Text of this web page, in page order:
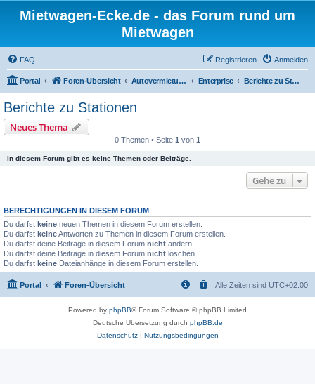
Mietwagen-Ecke.de - das Forum rund um
Mietwagen
FAQ Anmelden
Registrieren
Portal Foren-Übersicht Autovermietungen Enterprise Berichte zu Stationen
Berichte zu Stationen
Neues Thema
0 Themen • Seite 1 von 1
In diesem Forum gibt es keine Themen oder Beiträge.
Gehe zu
BERECHTIGUNGEN IN DIESEM FORUM
Du darfst keine neuen Themen in diesem Forum erstellen.
Du darfst keineAntworten zu Themen in diesem Forum erstellen.
Du darfst deine Beiträge in diesem Forum nicht ändern.
Du darfst deine Beiträge in diesem Forum nicht löschen.
Du darfst keine Dateianhänge in diesem Forum erstellen.
Portal Foren-Übersicht Alle Zeiten sind UTC+02:00
Powered by phpBB® Forum Software © phpBB Limited
Deutsche Übersetzung durch phpBB.de
Datenschutz| Nutzungsbedingungen